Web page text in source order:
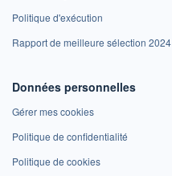
Politique d'exécution
Rapport de meilleure sélection 2024
Données personnelles
Gérer mes cookies
Politique de confidentialité
Politique de cookies